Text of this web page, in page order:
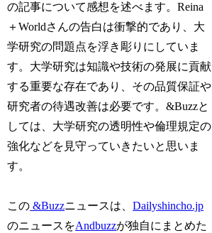
の記事について感想を述べます。Reina
＋Worldさんの告白は衝撃的であり、大
学研究の問題点を浮き彫りにしていま
す。大学研究は知識や技術の発展に貢献
する重要な存在であり、その品質保証や
研究者の待遇改善は必要です。&Buzzと
しては、大学研究の透明性や倫理規定の
強化などを見守っていきたいと思いま
す。
この &Buzzニュースは、Dailyshincho.jp
のニュースをAndbuzzが独自にまとめた